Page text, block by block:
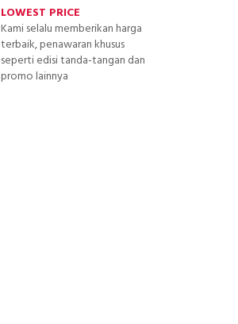
LOWEST PRICE
Kami selalu memberikan harga
terbaik, penawaran khusus
seperti edisi tanda-tangan dan
promo lainnya